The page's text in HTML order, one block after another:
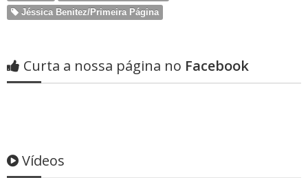
Jéssica Benitez/Primeira Página
Curta a nossa página no Facebook
Vídeos